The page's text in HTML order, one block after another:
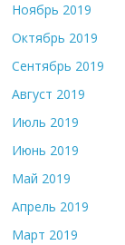
Ноябрь 2019
Октябрь 2019
Сентябрь 2019
Август 2019
Июль 2019
Июнь 2019
Май 2019
Апрель 2019
Март 2019